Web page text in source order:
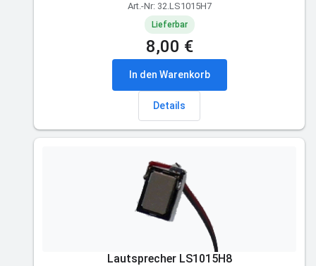
Art.-Nr: 32.LS1015H7
Lieferbar
8,00 €
In den Warenkorb
Details
Lautsprecher LS1015H8